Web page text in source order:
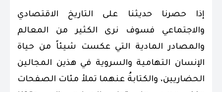
إذا حصرنا حديثنا على التاريخ الاقتصادي
والاجتماعي فسوف نرى الكثير من المعالم
والمصادر المادية التي عكست شيئاً من حياة
الإنسان التهامية والسروية في هذين المجالين
الحضاريين، والكتابةُ عنهما تملأ مئات الصفحات